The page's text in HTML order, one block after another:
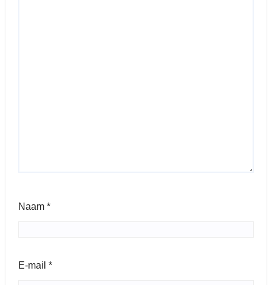
Naam *
E-mail *